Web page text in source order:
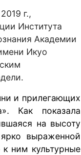
г.,
Института
Академии
Икуо
и прилегающих
Как показала
на высоту
выраженной
ним культурные